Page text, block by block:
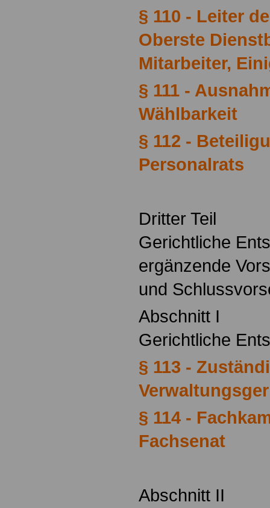
§ 110 - Leiter
Oberste
Mitarbeiter,
§ 111 -
Wählbarkeit
§ 112 -
Personalrats
Dritter Teil
Gerichtliche
ergänzende
und
Abschnitt I
Gerichtliche
§ 113 -
§ 114 -
Fachsenat
Abschnitt II